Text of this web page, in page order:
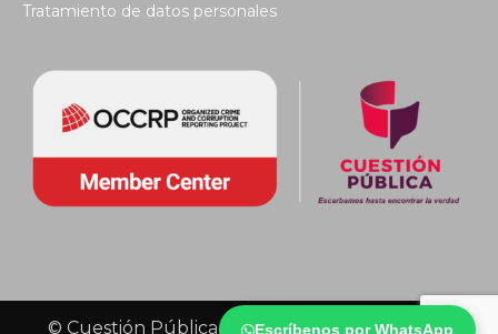
Escríbenos por WhatsApp
Tratamiento de datos personales
© Cuestión Pública 2018 - Todos los derechos